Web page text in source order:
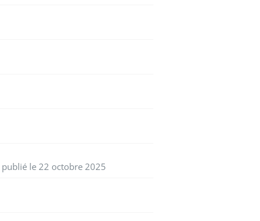
publié le 22 octobre 2025